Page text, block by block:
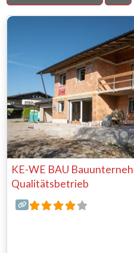
KE-WE BAU
Qualitätsbetrieb